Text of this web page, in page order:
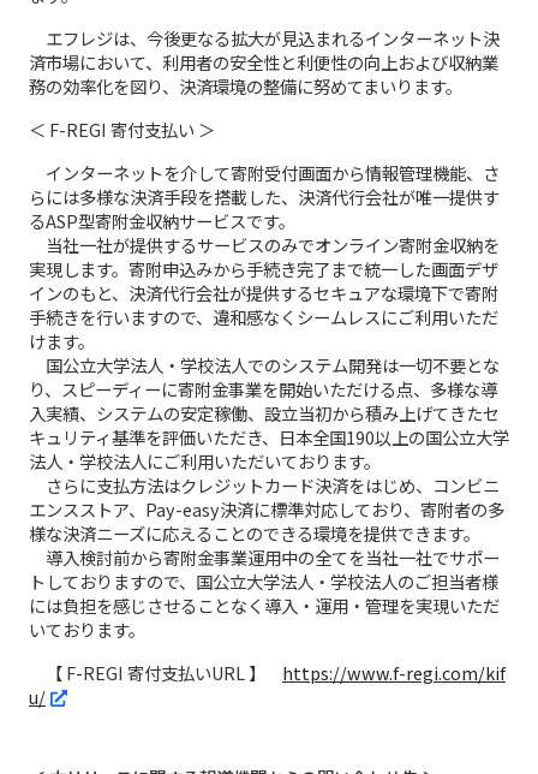
エフレジは、今後更なる拡大が見込まれるインターネット決
済市場において、利用者の安全性と利便性の向上および収納業
務の効率化を図り、決済環境の整備に努めてまいります。
＜ F-REGI 寄付支払い ＞
インターネットを介して寄附受付画面から情報管理機能、さ
らには多様な決済手段を搭載した、決済代行会社が唯一提供す
るASP型寄附金収納サービスです。
当社一社が提供するサービスのみでオンライン寄附金収納を
実現します。寄附申込みから手続き完了まで統一した画面デザ
インのもと、決済代行会社が提供するセキュアな環境下で寄附
手続きを行いますので、違和感なくシームレスにご利用いただ
けます。
国公立大学法人・学校法人でのシステム開発は一切不要とな
り、スピーディーに寄附金事業を開始いただける点、多様な導
入実績、システムの安定稼働、設立当初から積み上げてきたセ
キュリティ基準を評価いただき、日本全国190以上の国公立大学
法人・学校法人にご利用いただいております。
さらに支払方法はクレジットカード決済をはじめ、コンビニ
エンスストア、Pay-easy決済に標準対応しており、寄附者の多
様な決済ニーズに応えることのできる環境を提供できます。
導入検討前から寄附金事業運用中の全てを当社一社でサポー
トしておりますので、国公立大学法人・学校法人のご担当者様
には負担を感じさせることなく導入・運用・管理を実現いただ
いております。
【 F-REGI 寄付支払いURL 】 https://www.f-regi.com/kif
u/